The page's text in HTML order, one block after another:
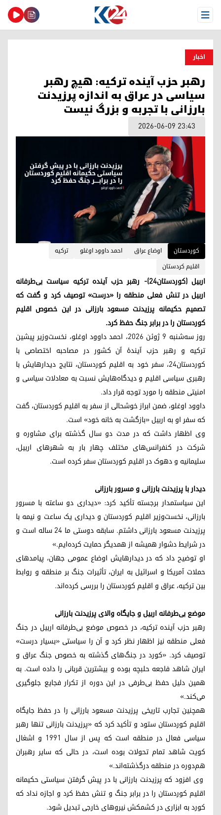
Open Menu
اخبار
رهبر حزب آینده ترکیه: هیچ رهبر
سیاسی در عراق به اندازه پرزیدنت
بارزانی با تجربه و بزرگ نیست
2026-06-09 23:43
کوردستان اوضاع عراق احمد داوود اوغلو
ترکیه
اقلیم کردستان
اربیل (کوردستان۲۴)- رهبر حزب آینده ترکیه سیاست بی‌طرفانه
اربیل در تنش‌ فعلی منطقه را «درست» توصیف کرد و گفت که
تصمیم حکیمانه پرزیدنت مسعود بارزانی در این خصوص اقلیم
کوردستان را در برابر جنگ حفظ کرد.
روز سه‌شنبه ۹ ژوئن ۲۰۲۶، احمد داوود اوغلو، نخست‌وزیر پیشین
ترکیه و رهبر حزب آیندهٔ آن کشور در مصاحبه اختصاصی با
کوردستان۲۴، سفر خود به اقلیم کوردستان، نتایج دیدارهایش با
رهبری سیاسی اقلیم و دیدگاه‌هایش نسبت به معادلات سیاسی و
امنیتی منطقه را مورد توجه قرار داد.
داوود اوغلو، ضمن ابراز خوشحالی از سفر به اقلیم کوردستان، گفت
که سفر او به اربیل «بازگشت به خانه خود» است.
وی اظهار داشت که در مدت دو سال گذشته برای مشاوره و
شرکت در کنفرانس‌های مختلف چهار بار به شهرهای اربیل،
سلیمانیه و دهوک در اقلیم کوردستان سفر کرده است.
دیدار با پرزیدنت بارزانی و مسرور بارزانی
این سیاستمدار برجسته تأکید کرد: «دیداری دو ساعته با مسرور
بارزانی، نخست‌وزیر اقلیم کوردستان و دیداری یک ساعت و نیمه با
پرزیدنت مسعود بارزانی داشتم. سابقه دوستی ما ۲۴ ساله است و
در شرایط دشوار همیشه از همدیگر حمایت کرده‌ایم.»
او توضیح داد که در دیدارهایش اوضاع عمومی جهان، پیامدهای
حملات آمریکا و اسرائیل به ایران، تأثیرات جنگ بر منطقه و روابط
بین ترکیه، عراق و اقلیم کوردستان را بررسی کرده‌اند.
موضع بی‌طرفانه اربیل و جایگاه والای پرزیدنت بارزانی
رهبر حزب آینده ترکیه، در خصوص موضع بی‌طرفانه اربیل در جنگ
فعلی منطقه نیز اظهار نظر کرد و آن را سیاستی «بسیار درست»
توصیف کرد. «کورد در جنگ‌های گذشته به خصوص جنگ عراق و
ایران شاهد فاجعه حلبچه بوده و بیشترین قربانی را داده است. به
همین دلیل حفظ بی‌طرفی در این دوره از تکرار فجایع جلوگیری
می‌کند.»
همچنین تجارب تاریخی پرزیدنت مسعود بارزانی را در حفظ جایگاه
اقلیم کوردستان ستود و تأکید کرد که «پرزیدنت بارزانی تنها رهبر
سیاسی فعال در منطقه است که پس از سال ۱۹۹۱ و اشغال
کویت شاهد تمام تحولات بوده است، در حالی که سایر رهبران
هم‌دوره در منطقه درگذشته‌اند.»
وی افزود که پرزیدنت بارزانی با در پیش گرفتن سیاستی حکیمانه
اقلیم کوردستان را در برابر جنگ و تنش حفظ کرد و اجازه نداد که
کورد به ابزاری در کشمکش‌ نیروهای خارجی تبدیل شود.